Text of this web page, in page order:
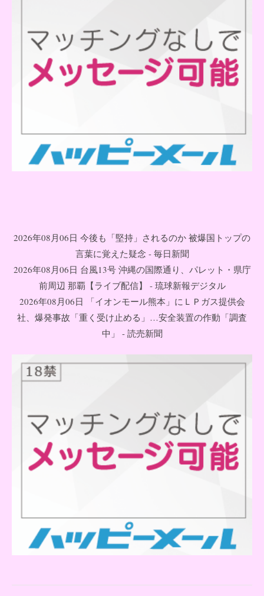
2026年08月06日 今後も「堅持」されるのか 被爆国トップの
言葉に覚えた疑念 - 毎日新聞
2026年08月06日 台風13号 沖縄の国際通り、パレット・県庁
前周辺 那覇【ライブ配信】 - 琉球新報デジタル
2026年08月06日 「イオンモール熊本」にＬＰガス提供会
社、爆発事故「重く受け止める」…安全装置の作動「調査
中」 - 読売新聞